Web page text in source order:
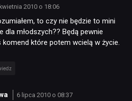
2010 o 18:06
to czy nie będzie to mini
dla młodszych?? Będą pewnie
komend które potem wcielą w życie.
6 lipca 2010 o 08:37